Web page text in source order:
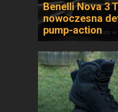
Benelli Nova 3
nowoczesna
pump-action